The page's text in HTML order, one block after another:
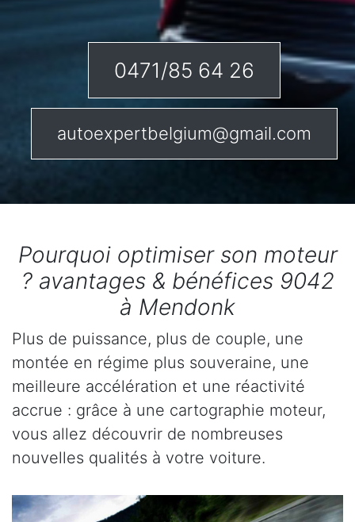
0471/85 64 26
autoexpertbelgium@gmail.com
Pourquoi optimiser son moteur
? avantages & bénéfices 9042
à Mendonk
Plus de puissance, plus de couple, une
montée en régime plus souveraine, une
meilleure accélération et une réactivité
accrue : grâce à une cartographie moteur,
vous allez découvrir de nombreuses
nouvelles qualités à votre voiture.